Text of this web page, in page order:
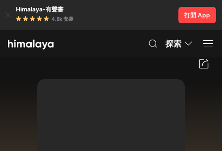
Himalaya-有聲書
4.8k 安裝
打開 App
探索